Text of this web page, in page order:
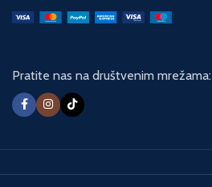
Pratite nas na društvenim mrežama: